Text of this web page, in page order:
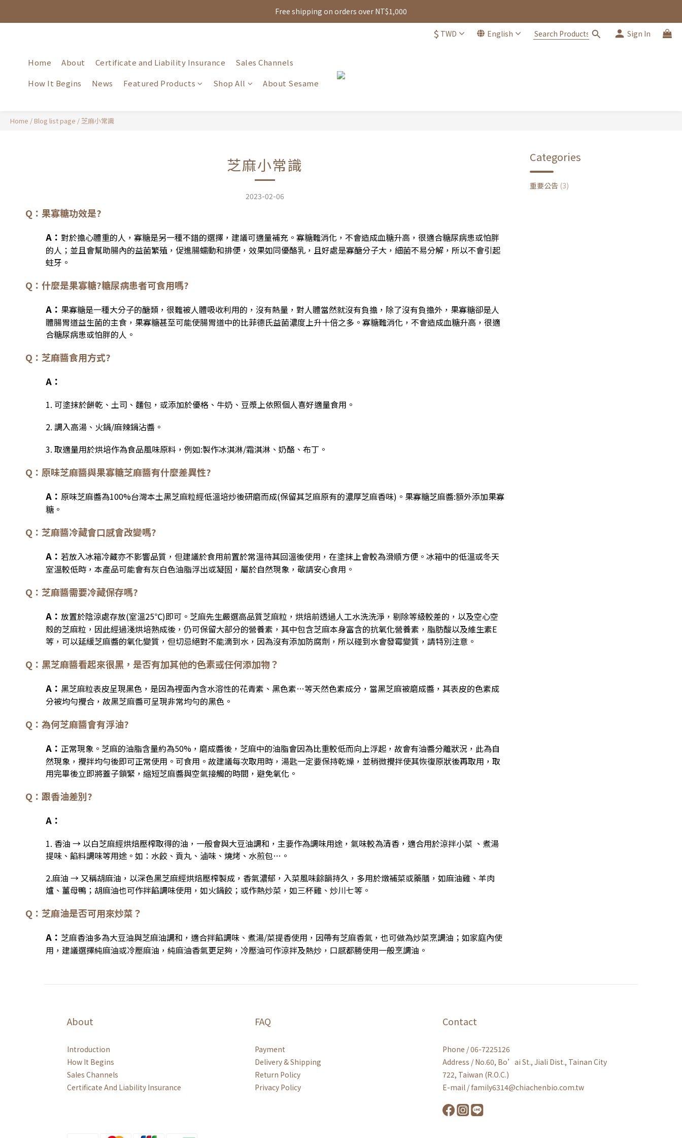
註冊即贈可現抵購物金100元，再享生日禮、點數累積與多重消費回饋!
Free shipping on orders over NT$1,000
註冊即贈可現抵購物金100元，再享生日禮、點數累積與多重消費回饋!
$ TWD English Sign In
Home About Certificate and Liability Insurance
Sales Channels
How It Begins
News Featured Products Shop All About Sesame
Home / Blog list page /芝麻小常識
芝麻小常識
2023-02-06
Q：果寡糖功效是?
A： 對於擔心體重的人，寡糖是另一種不錯的選擇，建議可適量補充。寡糖難消化，不會造成血糖升高，很適合糖尿病患或怕胖
的人；並且會幫助腸內的益菌繁殖，促進腸蠕動和排便，效果如同優酪乳，且好處是寡醣分子大，細菌不易分解，所以不會引起
蛀牙。
Q：什麼是果寡糖?糖尿病患者可食用嗎?
A： 果寡糖是一種大分子的醣類，很難被人體吸收利用的，沒有熱量，對人體當然就沒有負擔，除了沒有負擔外，果寡糖卻是人
體腸胃道益生菌的主食，果寡糖甚至可能使腸胃道中的比菲德氏益菌濃度上升十倍之多。寡糖難消化，不會造成血糖升高，很適
合糖尿病患或怕胖的人。
Q：芝麻醬食用方式?
A：
1. 可塗抹於餅乾、土司、麵包，或添加於優格、牛奶、豆漿上依照個人喜好適量食用。
2. 調入高湯、火鍋/麻辣鍋沾醬。
3. 取適量用於烘培作為食品風味原料，例如:製作冰淇淋/霜淇淋、奶酪、布丁。
Q：原味芝麻醬與果寡糖芝麻醬有什麼差異性?
A： 原味芝麻醬為100%台灣本土黑芝麻粒經低溫培炒後研磨而成(保留其芝麻原有的濃厚芝麻香味)。果寡糖芝麻醬:額外添加果寡
糖。
Q：芝麻醬冷藏會口感會改變嗎?
A： 若放入冰箱冷藏亦不影響品質，但建議於食用前置於常溫待其回溫後使用，在塗抹上會較為滑順方便。冰箱中的低溫或冬天
室溫較低時，本產品可能會有灰白色油脂浮出或凝固，屬於自然現象，敬請安心食用。
Q：芝麻醬需要冷藏保存嗎?
A： 放置於陰涼處存放(室溫25℃)即可。芝麻先生嚴選高品質芝麻粒，烘焙前透過人工水洗洗淨，剔除等級較差的，以及空心空
殼的芝麻粒，因此經過淺烘培熟成後，仍可保留大部分的營養素，其中包含芝麻本身富含的抗氧化營養素，脂肪酸以及維生素E
等，可以延緩芝麻醬的氧化變質，但切忌絕對不能滴到水，因為沒有添加防腐劑，所以碰到水會發霉變質，請特別注意。
Q：黑芝麻醬看起來很黑，是否有加其他的色素或任何添加物？
A： 黑芝麻粒表皮呈現黑色，是因為裡面內含水溶性的花青素、黑色素…等天然色素成分，當黑芝麻被磨成醬，其表皮的色素成
分被均勻攪合，故黑芝麻醬可呈現非常均勻的黑色。
Q：為何芝麻醬會有浮油?
A： 正常現象。芝麻的油脂含量約為50%，磨成醬後，芝麻中的油脂會因為比重較低而向上浮起，故會有油醬分離狀況，此為自
然現象，攪拌均勻後即可正常使用。可食用。故建議每次取用時，湯匙一定要保持乾燥，並稍微攪拌使其恢復原狀後再取用，取
用完畢後立即將蓋子鎖緊，縮短芝麻醬與空氣接觸的時間，避免氧化。
Q：跟香油差別?
A：
1. 香油 → 以白芝麻經烘焙壓榨取得的油，一般會與大豆油調和，主要作為調味用途，氣味較為清香，適合用於涼拌小菜 、煮湯
提味、餡料調味等用途。 如：水餃、貢丸、滷味、燒烤、水煎包…。
2.麻油 → 又稱胡麻油，以深色黑芝麻經烘焙壓榨製成，香氣濃郁，入菜風味餘韻持久，多用於燉補菜或藥膳，如麻油雞、羊肉
爐、薑母鴨；胡麻油也可作拌餡調味使用，如火鍋餃；或作熱炒菜，如三杯雞、炒川七等。
Q：芝麻油是否可用來炒菜？
A： 芝麻香油多為大豆油與芝麻油調和，適合拌餡調味、煮湯/菜提香使用，因帶有芝麻香氣，也可做為炒菜烹調油；如家庭內使
用，建議選擇純麻油或冷壓麻油，純麻油香氣更足夠，冷壓油可作涼拌及熱炒，口感都勝使用一般烹調油。
Categories
重要公告 (3)
About
Introduction
How It Begins
Sales Channels
Certificate And Liability Insurance
FAQ
Payment
Delivery & Shipping
Return Policy
Privacy Policy
Contact
Phone / 06-7225126
Address / No.60, Bo’ai St., Jiali Dist., Tainan City
722, Taiwan (R.O.C.)
E-mail / family6314@chiachenbio.com.tw